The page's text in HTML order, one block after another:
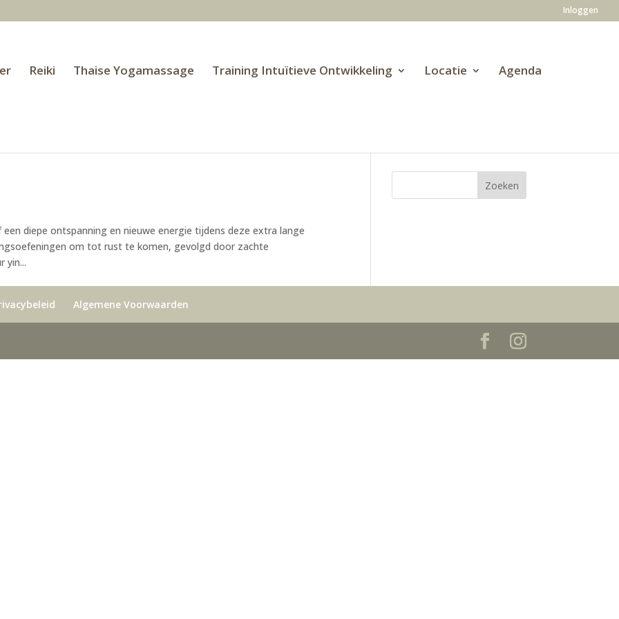
Inloggen
Reiki Thaise Yogamassage Training Intuïtieve Ontwikkeling Locatie Agenda
diepe ontspanning en nieuwe energie tijdens deze extra lange
om tot rust te komen, gevolgd door zachte
yin...
Algemene Voorwaarden